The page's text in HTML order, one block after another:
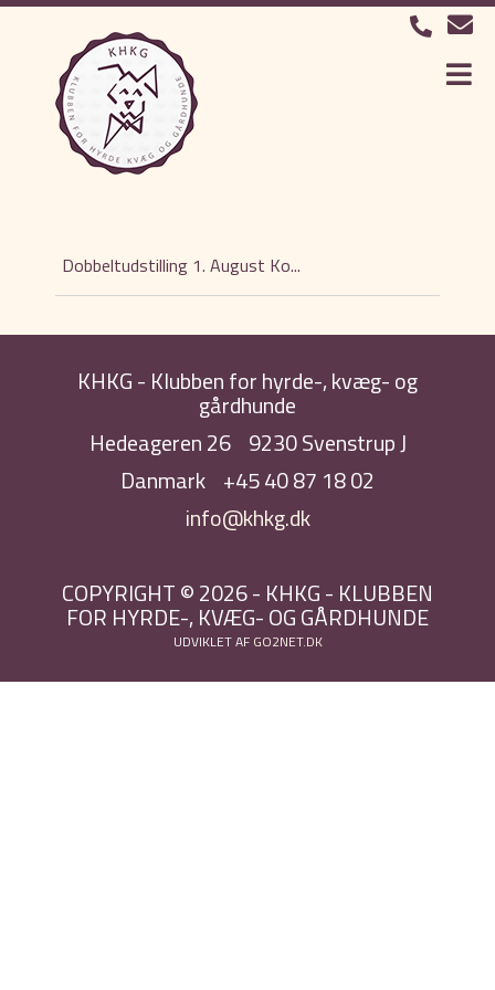
Dobbeltudstilling 1. August Ko...
KHKG - Klubben for hyrde-, kvæg- og
gårdhunde
Hedeageren 26 9230 Svenstrup J
Danmark +45 40 87 18 02
info@khkg.dk
COPYRIGHT © 2026 - KHKG - KLUBBEN
FOR HYRDE-, KVÆG- OG GÅRDHUNDE
UDVIKLET AF GO2NET.DK